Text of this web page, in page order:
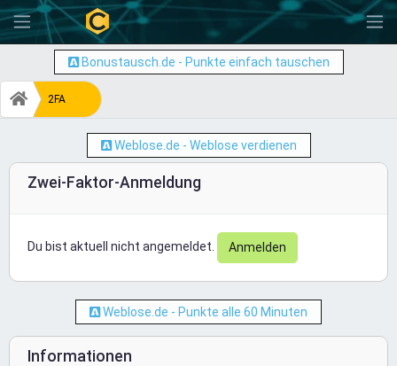
-
Bonustausch.de - Punkte einfach tauschen
2FA
Weblose.de - Weblose verdienen
Zwei-Faktor-Anmeldung
Du bist aktuell nicht angemeldet. Anmelden
Weblose.de - Punkte alle 60 Minuten
Informationen